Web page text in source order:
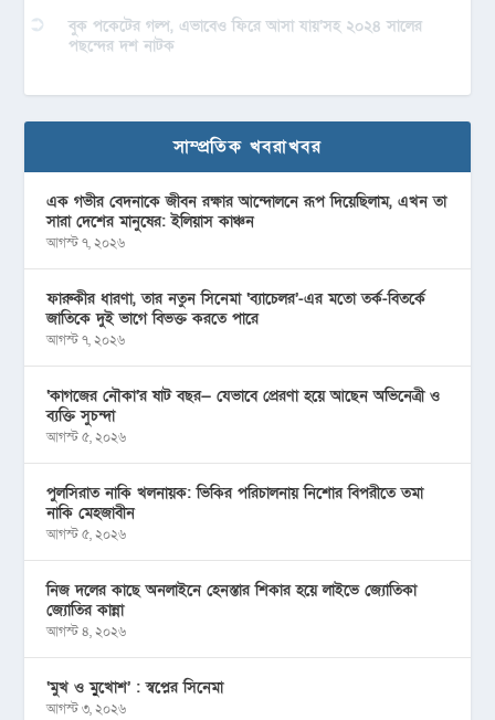
বুক পকেটের গল্প, এভাবেও ফিরে আসা যায়’সহ ২০২৪ সালের
পছন্দের দশ নাটক
সাম্প্রতিক খবরাখবর
এক গভীর বেদনাকে জীবন রক্ষার আন্দোলনে রূপ দিয়েছিলাম, এখন তা
সারা দেশের মানুষের: ইলিয়াস কাঞ্চন
আগস্ট ৭, ২০২৬
ফারুকীর ধারণা, তার নতুন সিনেমা ‘ব্যাচেলর’-এর মতো তর্ক-বিতর্কে
জাতিকে দুই ভাগে বিভক্ত করতে পারে
আগস্ট ৭, ২০২৬
‘কাগজের নৌকা’র ষাট বছর— যেভাবে প্রেরণা হয়ে আছেন অভিনেত্রী ও
ব্যক্তি সুচন্দা
আগস্ট ৫, ২০২৬
পুলসিরাত নাকি খলনায়ক: ভিকির পরিচালনায় নিশোর বিপরীতে তমা
নাকি মেহজাবীন
আগস্ট ৫, ২০২৬
নিজ দলের কাছে অনলাইনে হেনস্তার শিকার হয়ে লাইভে জ্যোতিকা
জ্যোতির কান্না
আগস্ট ৪, ২০২৬
‘মুখ ও মু্খোশ’ : স্বপ্নের সিনেমা
আগস্ট ৩, ২০২৬